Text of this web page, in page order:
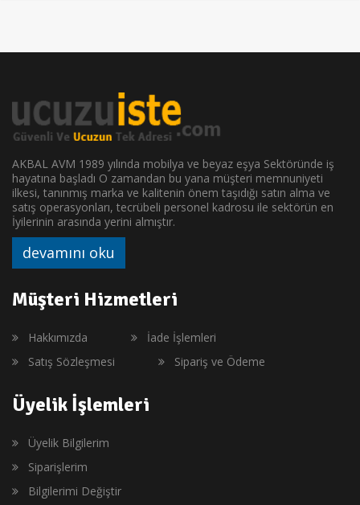
AKBAL AVM 1989 yılında mobilya ve beyaz eşya Sektöründe iş
hayatına başladı O zamandan bu yana müşteri memnuniyeti
ilkesi, tanınmış marka ve kalitenin önem taşıdığı satın alma ve
satış operasyonları, tecrübeli personel kadrosu ile sektörün en
İyilerinin arasında yerini almıştır.
devamını oku
Müşteri Hizmetleri
Hakkımızda
İade İşlemleri
Satış Sözleşmesi
Sipariş ve Ödeme
Üyelik İşlemleri
Üyelik Bilgilerim
Siparişlerim
Bilgilerimi Değiştir